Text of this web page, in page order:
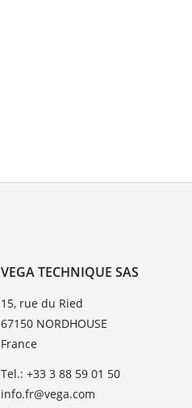
VEGA TECHNIQUE SAS
15, rue du Ried
67150 NORDHOUSE
France
Tel.: +33 3 88 59 01 50
info.fr@vega.com